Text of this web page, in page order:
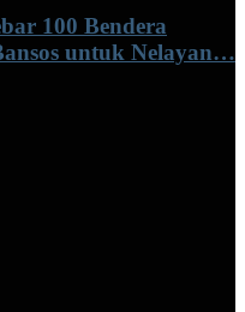
100 Bendera
untuk Nelayan…